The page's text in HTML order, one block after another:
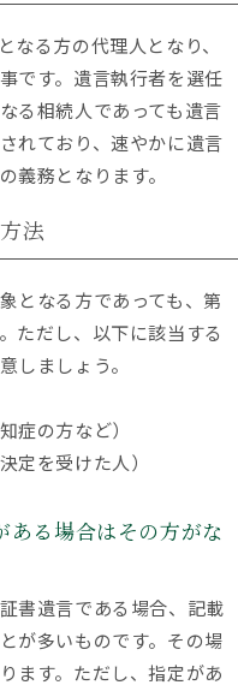
なる方の代理人となり、
です。遺言執行者を選任
る相続人であっても遺言
れており、速やかに遺言
義務となります。
法
となる方であっても、第
ただし、以下に該当する
しましょう。
症の方など）
定を受けた人）
る場合はその方がな
書遺言である場合、記載
が多いものです。その場
ます。ただし、指定があ